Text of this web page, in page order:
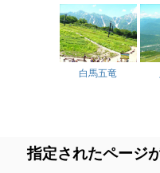
白馬五竜